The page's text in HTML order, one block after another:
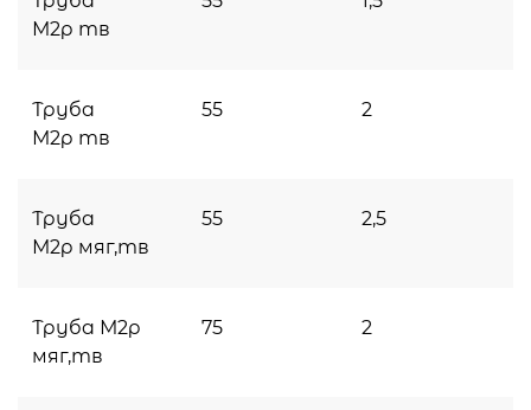
М2р тв
Труба
М2р тв
55 2
Труба
М2р мяг,тв
55 2,5
Труба М2р
мяг,тв
75 2